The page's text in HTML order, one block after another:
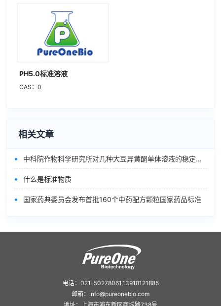
PH5.0标准溶液
CAS：0
相关文章
• 中科院作物科学研究所对几种大豆异黄酮单体溶液的稳定性的进展
• 什么是标准物质
• 国家药典委员会发布首批160个中药配方颗粒国家药品标准
电话：021-50278061,13918121885
邮箱：info@pureonebio.com